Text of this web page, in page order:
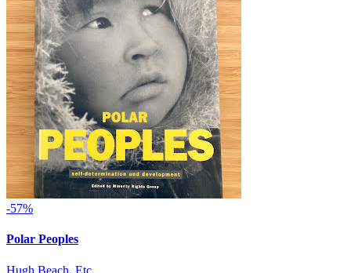
-57%
Polar Peoples
Hugh Beach, Etc.